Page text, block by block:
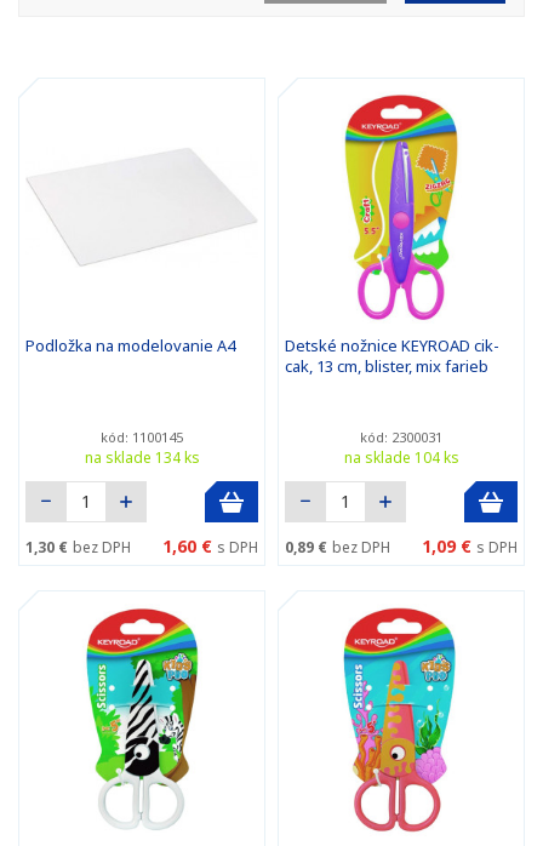
Podložka na modelovanie A4
kód: 1100145
na sklade 134 ks
1,30 € bez DPH 1,60 € s DPH
Detské nožnice KEYROAD cik-
cak, 13 cm, blister, mix farieb
kód: 2300031
na sklade 104 ks
0,89 € bez DPH 1,09 € s DPH